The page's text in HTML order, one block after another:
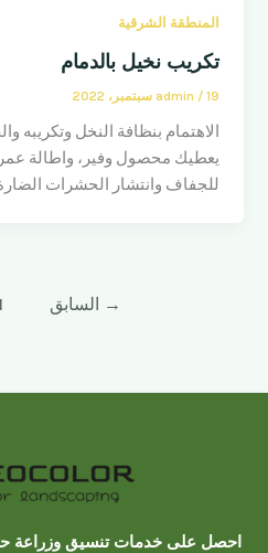
المنطقة الشرقية
تكريب نخيل بالدمام
admin / 19 سبتمبر، 2022
الاهتمام بنظافة النخل
يعطيك محصول وفير، واطالة
للجفاف وانتشار الحشرات
→ السابق
احصل على خدمات تنسيق وزراعة